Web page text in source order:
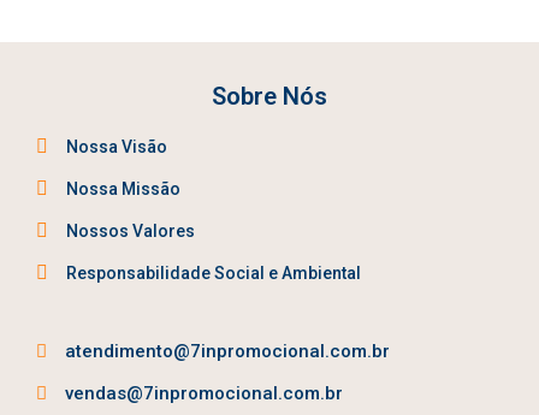
Sobre Nós
Nossa Visão
Nossa Missão
Nossos Valores
Responsabilidade Social e Ambiental
atendimento@7inpromocional.com.br
vendas@7inpromocional.com.br